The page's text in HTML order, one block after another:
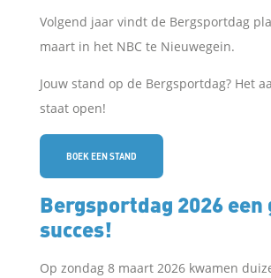
Volgend jaar vindt de Bergsportdag
maart in het NBC te Nieuwegein.
Jouw stand op de Bergsportdag? Het
staat open!
BOEK EEN STAND
Bergsportdag 2026 een
succes!
Op zondag 8 maart 2026 kwamen